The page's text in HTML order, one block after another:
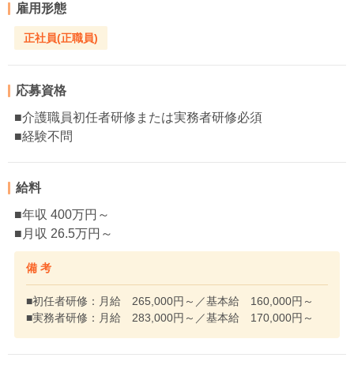
雇用形態
正社員(正職員)
応募資格
■介護職員初任者研修または実務者研修必須
■経験不問
給料
■年収 400万円～
■月収 26.5万円～
備 考
■初任者研修：月給 265,000円～／基本給 160,000円～
■実務者研修：月給 283,000円～／基本給 170,000円～